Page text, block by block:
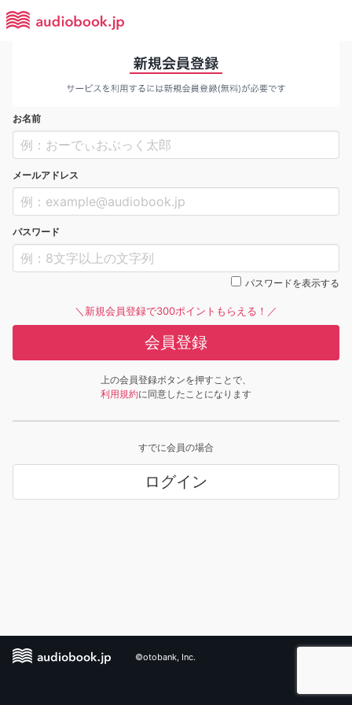
お名前
メールアドレス
パスワード
パスワードを表示する
＼新規会員登録で300ポイントもらえる！／
会員登録
上の会員登録ボタンを押すことで、
利用規約に同意したことになります
すでに会員の場合
ログイン
©otobank, Inc.